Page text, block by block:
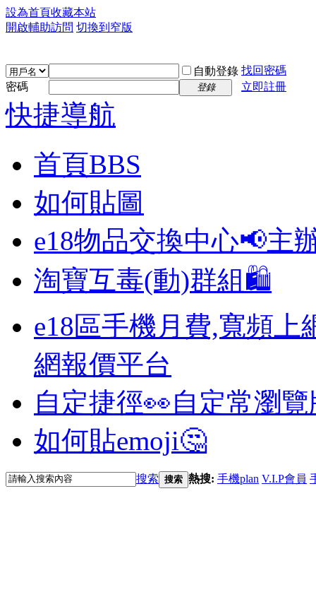
設為首頁收藏本站
開啟輔助訪問 切換到窄版
自動登錄 找回密碼
密碼
登錄 立即註冊
快捷導航
首頁BBS
如何貼圖
e18物品交換中心📢主
淘寶互毒(動)群組🛍️
e18區手機月費,寬頻上
網報價平台
自定捷徑👀自定常瀏
如何貼emoji🤔
搜索 搜索 熱搜: 手機plan V.I.P會員